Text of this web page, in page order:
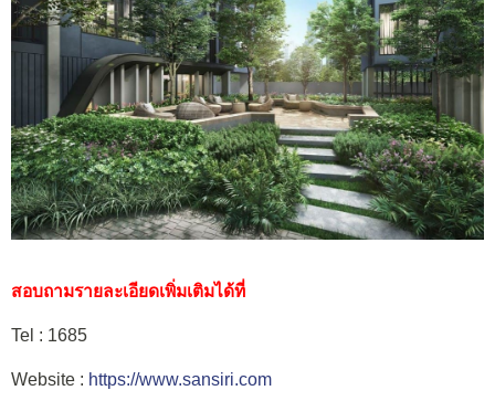
สอบถามรายละเอียดเพิ่มเติมได้ที่
Tel : 1685
Website : https://www.sansiri.com